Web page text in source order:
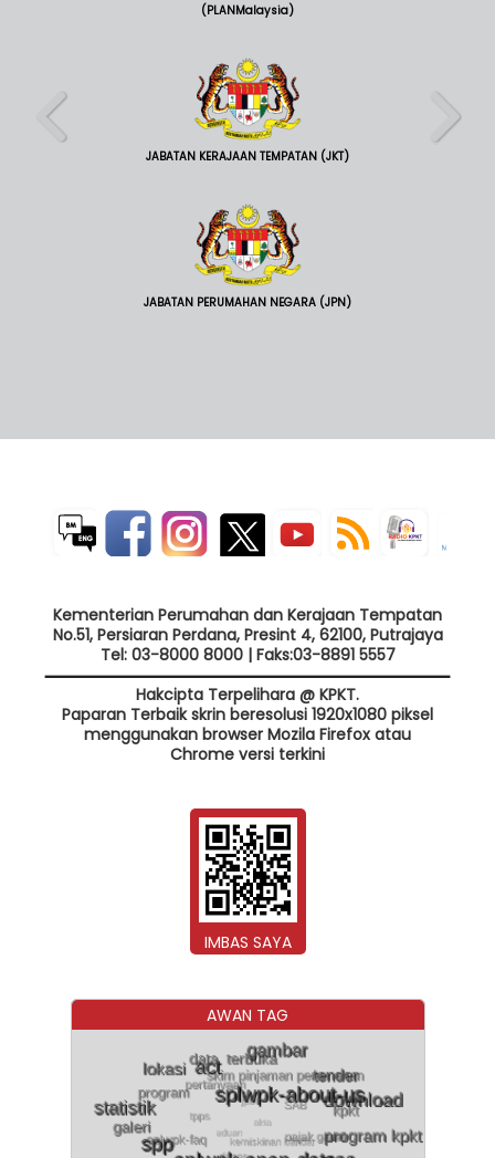
(PLANMalaysia)
JABATAN KERAJAAN TEMPATAN (JKT)
JABATAN PERUMAHAN NEGARA (JPN)
Kementerian Perumahan dan Kerajaan Tempatan
No.51, Persiaran Perdana, Presint 4, 62100, Putrajaya
Tel: 03-8000 8000 | Faks:03-8891 5557
Hakcipta Terpelihara @ KPKT.
Paparan Terbaik skrin beresolusi 1920x1080 piksel
menggunakan browser Mozila Firefox atau
Chrome versi terkini
IMBAS SAYA
AWAN TAG